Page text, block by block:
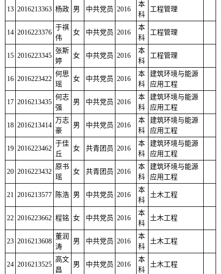
13 2016213363 杨政 男 中共党员 2016
本
科
工程管理
14 2016223376
于祺
伟
女 中共党员 2016
本
科
工程管理
15 2016223345
张斯
婷
女 中共党员 2016
本
科
工程管理
16 2016223422
何思
瑶
女 中共党员 2016
本
科
建筑环境与能源
应用工程
17 2016213435
何志
强
男 中共党员 2016
本
科
建筑环境与能源
应用工程
18 2016213414
万志
豪
男 中共党员 2016
本
科
建筑环境与能源
应用工程
19 2016223462
于佳
丘
女 共青团员 2016
本
科
建筑环境与能源
应用工程
20 2016223432
原书
瑶
女 共青团员 2016
本
科
建筑环境与能源
应用工程
21 2016213577 陈浩 男 中共党员 2016
本
科
土木工程
22 2016223662 程铭 女 中共党员 2016
本
科
土木工程
23 2016213608
董润
涛
男 中共党员 2016
本
科
土木工程
24 2016213525
高文
昌
男 中共党员 2016
本
科
土木工程